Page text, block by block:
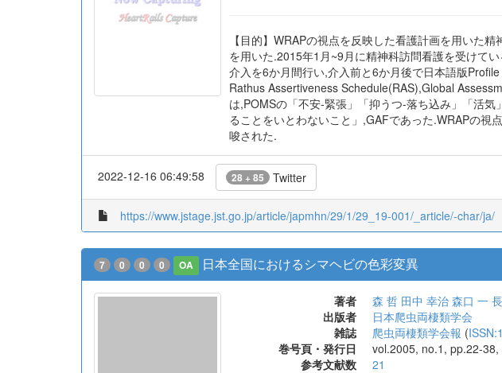
【目的】WRAPの視点を反映した看護計画を用いた
を用いた.2015年1月~9月に精神科訪問看護を受けて
介入を6か月間行い,介入前と6か月後で日本語版
Rathus Assertiveness Schedule(RAS),Global
は,POMSの「不安-緊張」「抑うつ-落ち込み」「活
ることをいとわないこと」,GAFであった.WRAPの視
唆された.
2022-12-16 06:49:58 28 + 85 Twitter
https://www.jstage.jst.go.jp/article/japmhn/29/1/29_19-001/_article/-char/ja/
7 0 0 0 OA 日本全国におけるシマヘビの色彩変異
著者 森 哲 田中 幸治 森口 一
出版者
日本爬虫両棲類学会
雑誌
爬虫両棲類学会報 (
巻号頁・発行日
vol.2005, no.1, pp.22-
参考文献数
21